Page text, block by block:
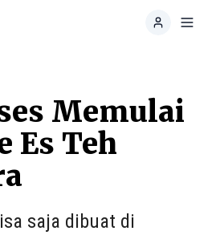
Memulai
Es Teh
saja dibuat di